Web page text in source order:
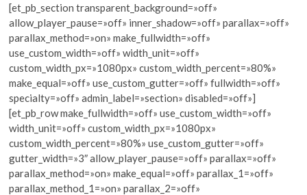
e
b
o
o
k
itt
er
at
s
A
p
p
[et_pb_section transparent_background=»off»
allow_player_pause=»off» inner_shadow=»off» parallax=»off»
parallax_method=»on» make_fullwidth=»off»
use_custom_width=»off» width_unit=»off»
custom_width_px=»1080px» custom_width_percent=»80%»
make_equal=»off» use_custom_gutter=»off» fullwidth=»off»
specialty=»off» admin_label=»section» disabled=»off»]
[et_pb_row make_fullwidth=»off» use_custom_width=»off»
width_unit=»off» custom_width_px=»1080px»
custom_width_percent=»80%» use_custom_gutter=»off»
gutter_width=»3″ allow_player_pause=»off» parallax=»off»
parallax_method=»on» make_equal=»off» parallax_1=»off»
parallax_method_1=»on» parallax_2=»off»